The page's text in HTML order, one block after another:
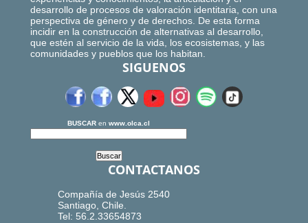
desarrollo de procesos de valoración identitaria, con una
perspectiva de género y de derechos. De esta forma
incidir en la construcción de alternativas al desarrollo,
que estén al servicio de la vida, los ecosistemas, y las
comunidades y pueblos que los habitan.
SIGUENOS
BUSCAR en www.olca.cl
CONTACTANOS
Compañía de Jesús 2540
Santiago, Chile.
Tel: 56.2.33654873